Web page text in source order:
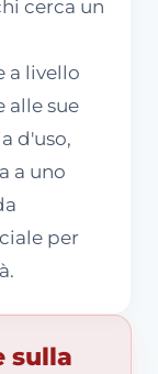
cerca un
a livello
alle sue
d'uso,
a uno
per
sulla